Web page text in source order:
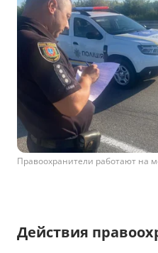
Правоохранители работают на
Действия